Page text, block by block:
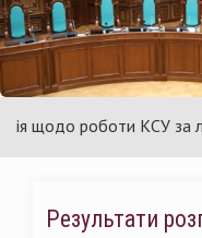
роботи КСУ за
Результати